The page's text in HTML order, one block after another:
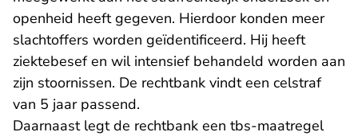
openheid heeft gegeven. Hierdoor konden meer
slachtoffers worden geïdentificeerd. Hij heeft
ziektebesef en wil intensief behandeld worden aan
zijn stoornissen. De rechtbank vindt een celstraf
van 5 jaar passend.
Daarnaast legt de rechtbank een tbs-maatregel